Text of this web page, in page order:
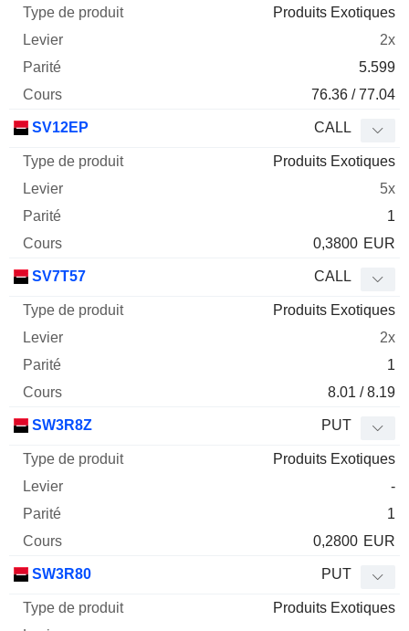
Produits Exotiques
2x
5.599
76.36 / 77.04
SV12EP CALL
Produits Exotiques
5x
1
0,3800 EUR
SV7T57 CALL
Produits Exotiques
2x
1
8.01 / 8.19
SW3R8Z PUT
Produits Exotiques
-
1
0,2800 EUR
SW3R80 PUT
Produits Exotiques